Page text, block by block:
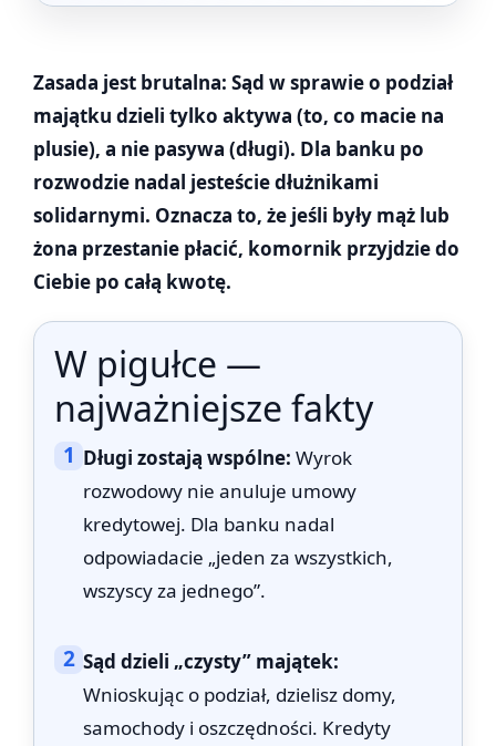
Zasada jest brutalna: Sąd w sprawie o podział
majątku dzieli tylko aktywa (to, co macie na
plusie), a nie pasywa (długi). Dla banku po
rozwodzie nadal jesteście dłużnikami
solidarnymi. Oznacza to, że jeśli były mąż lub
żona przestanie płacić, komornik przyjdzie do
Ciebie po całą kwotę.
W pigułce —
najważniejsze fakty
1 Długi zostają wspólne: Wyrok
rozwodowy nie anuluje umowy
kredytowej. Dla banku nadal
odpowiadacie „jeden za wszystkich,
wszyscy za jednego”.
2 Sąd dzieli „czysty” majątek:
Wnioskując o podział, dzielisz domy,
samochody i oszczędności. Kredyty